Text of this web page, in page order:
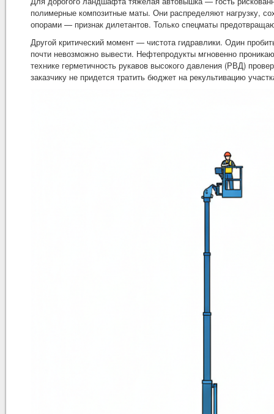
полимерные композитные маты. Они распределяют нагрузку,
опорами — признак дилетантов. Только спецматы
Другой критический момент — чистота гидравлики. Один
почти невозможно вывести. Нефтепродукты мгновенно
технике герметичность рукавов высокого давления (РВД)
заказчику не придется тратить бюджет на рекультивацию